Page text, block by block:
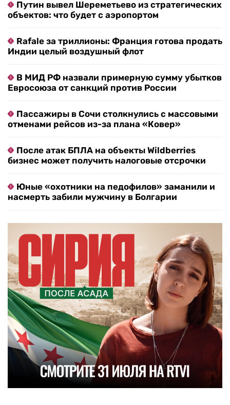
Путин вывел Шереметьево из стратегических
объектов: что будет с аэропортом
Rafale за триллионы: Франция готова продать
Индии целый воздушный флот
В МИД РФ назвали примерную сумму убытков
Евросоюза от санкций против России
Пассажиры в Сочи столкнулись с массовыми
отменами рейсов из-за плана «Ковер»
После атак БПЛА на объекты Wildberries
бизнес может получить налоговые отсрочки
Юные «охотники на педофилов» заманили и
насмерть забили мужчину в Болгарии